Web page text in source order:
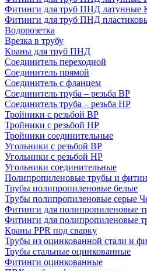
Фитинги для труб ПНД латунные
Фитинги для труб ПНД
Водорозетка
Врезка в трубу
Краны для труб ПНД
Соединитель переходной
Соединитель прямой
Соединитель с фланцем
Соединитель труба – резьба ВР
Соединитель труба – резьба НР
Тройники с резьбой ВР
Тройники с резьбой НР
Тройники соединительные
Угольники с резьбой ВР
Угольники с резьбой НР
Угольники соединительные
Полипропиленовые трубы и
Трубы полипропиленовые белые
Трубы полипропиленовые серые
Фитинги для полипропиленовые
Фитинги для полипропиленовые
Краны PPR под сварку
Трубы из оцинкованной стали и
Трубы стальные оцинкованные
Фитинги оцинкованные